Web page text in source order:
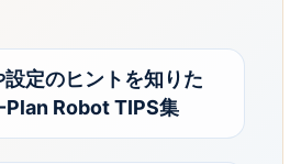
設定のヒントを知りた
Plan Robot TIPS集